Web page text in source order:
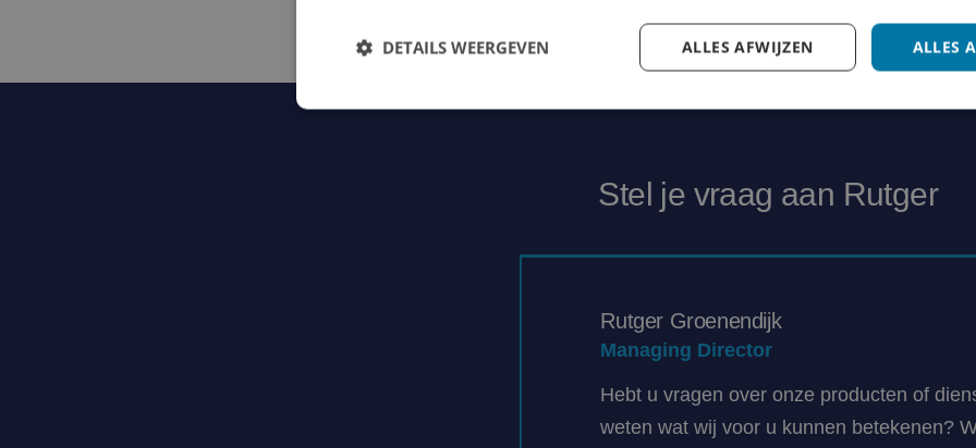
Stel je vraag aan Rutger
Rutger Groenendijk
Managing Director
Hebt u vragen over onze producten of
weten wat wij voor u kunnen betekenen?
ALLES
ALLES AFWIJZEN
DETAILS WEERGEVEN